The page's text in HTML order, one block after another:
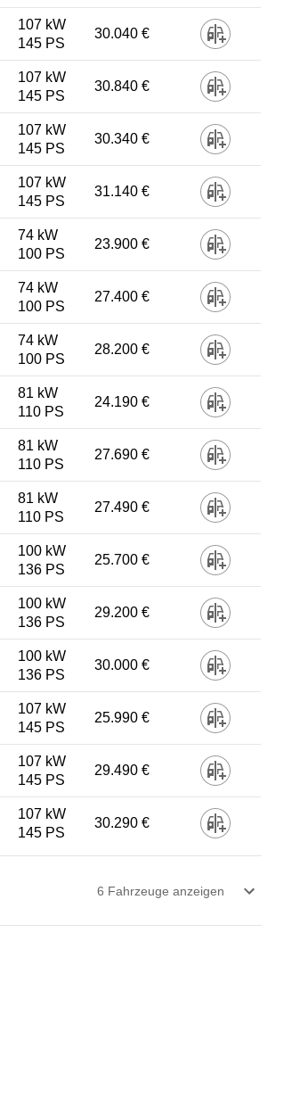
107 kW
145 PS
30.040 €
107 kW
145 PS
30.840 €
107 kW
145 PS
30.340 €
107 kW
145 PS
31.140 €
74 kW
100 PS
23.900 €
74 kW
100 PS
27.400 €
74 kW
100 PS
28.200 €
81 kW
110 PS
24.190 €
81 kW
110 PS
27.690 €
81 kW
110 PS
27.490 €
100 kW
136 PS
25.700 €
100 kW
136 PS
29.200 €
100 kW
136 PS
30.000 €
107 kW
145 PS
25.990 €
107 kW
145 PS
29.490 €
107 kW
145 PS
30.290 €
6 Fahrzeuge anzeigen